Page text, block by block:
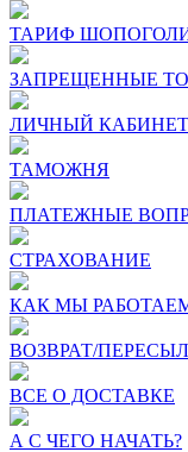
ТАРИФ
ЗАПРЕЩЕННЫЕ
ЛИЧНЫЙ КАБИНЕТ
ТАМОЖНЯ
ПЛАТЕЖНЫЕ
СТРАХОВАНИЕ
КАК МЫ
ВОЗВРАТ/ПЕРЕСЫЛ
ВСЕ О ДОСТАВКЕ
А С ЧЕГО НАЧАТЬ?